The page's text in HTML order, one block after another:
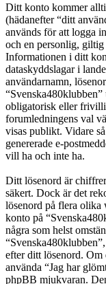
Ditt konto kommer
(hädanefter “ditt
används för att logga
och en personlig, giltig
Informationen i ditt
dataskyddslagar i
användarnamn,
“Svenska480klubben”
obligatorisk eller
forumledningens val
visas publikt. Vidare
genererade e-
vill ha och inte ha.
Ditt lösenord är
säkert. Dock är det
lösenord på flera olika
konto på
några som helst
efter ditt lösenord. Om
använda “Jag har
phpBB mjukvaran.